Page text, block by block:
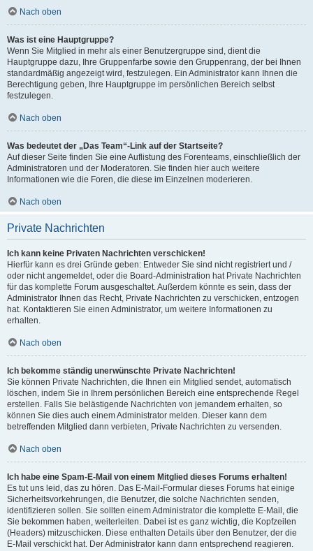
Nach oben
Was ist eine Hauptgruppe?
Wenn Sie Mitglied in mehr als einer Benutzergruppe sind, dient die
Hauptgruppe dazu, Ihre Gruppenfarbe sowie den Gruppenrang, der bei Ihnen
standardmäßig angezeigt wird, festzulegen. Ein Administrator kann Ihnen die
Berechtigung geben, Ihre Hauptgruppe im persönlichen Bereich selbst
festzulegen.
Nach oben
Was bedeutet der „Das Team“-Link auf der Startseite?
Auf dieser Seite finden Sie eine Auflistung des Forenteams, einschließlich der
Administratoren und der Moderatoren. Sie finden hier auch weitere
Informationen wie die Foren, die diese im Einzelnen moderieren.
Nach oben
Private Nachrichten
Ich kann keine Privaten Nachrichten verschicken!
Hierfür kann es drei Gründe geben: Entweder Sie sind nicht registriert und /
oder nicht angemeldet, oder die Board-Administration hat Private Nachrichten
für das komplette Forum ausgeschaltet. Außerdem könnte es sein, dass der
Administrator Ihnen das Recht, Private Nachrichten zu verschicken, entzogen
hat. Kontaktieren Sie einen Administrator, um weitere Informationen zu
erhalten.
Nach oben
Ich bekomme ständig unerwünschte Private Nachrichten!
Sie können Private Nachrichten, die Ihnen ein Mitglied sendet, automatisch
löschen, indem Sie in Ihrem persönlichen Bereich eine entsprechende Regel
erstellen. Falls Sie belästigende Nachrichten von jemandem erhalten, so
können Sie dies auch einem Administrator melden. Dieser kann dem
betreffenden Mitglied dann verbieten, Private Nachrichten zu versenden.
Nach oben
Ich habe eine Spam-E-Mail von einem Mitglied dieses Forums erhalten!
Es tut uns leid, das zu hören. Das E-Mail-Formular dieses Forums hat einige
Sicherheitsvorkehrungen, die Benutzer, die solche Nachrichten senden,
identifizieren sollen. Sie sollten einem Administrator die komplette E-Mail, die
Sie bekommen haben, weiterleiten. Dabei ist es ganz wichtig, die Kopfzeilen
(Headers) mitzuschicken. Diese enthalten Details über den Benutzer, der die
E-Mail verschickt hat. Der Administrator kann dann entsprechend reagieren.